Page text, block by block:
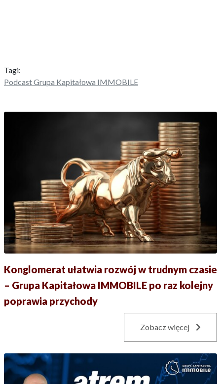
Tagi:
Podcast Grupa Kapitałowa IMMOBILE
Konglomerat ułatwia rozwój w trudnym czasie
– Grupa Kapitałowa IMMOBILE po raz kolejny
poprawia przychody
Zobacz więcej